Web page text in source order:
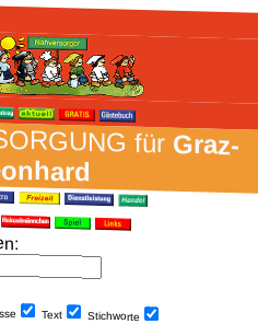
fürGraz-
:
Text Stich­worte